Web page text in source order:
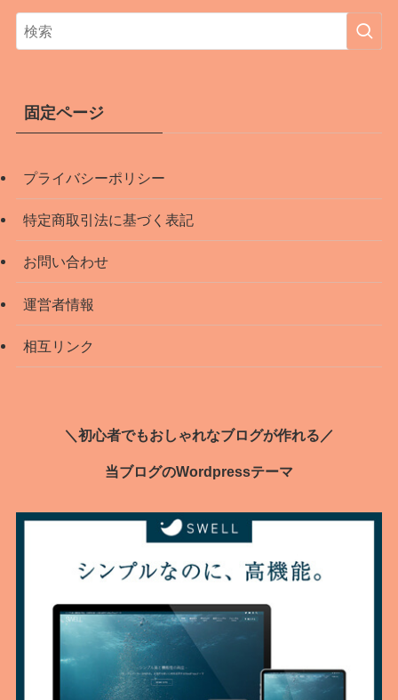
固定ページ
プライバシーポリシー
特定商取引法に基づく表記
お問い合わせ
運営者情報
相互リンク
＼初心者でもおしゃれなブログが作れる／
当ブログのWordpressテーマ